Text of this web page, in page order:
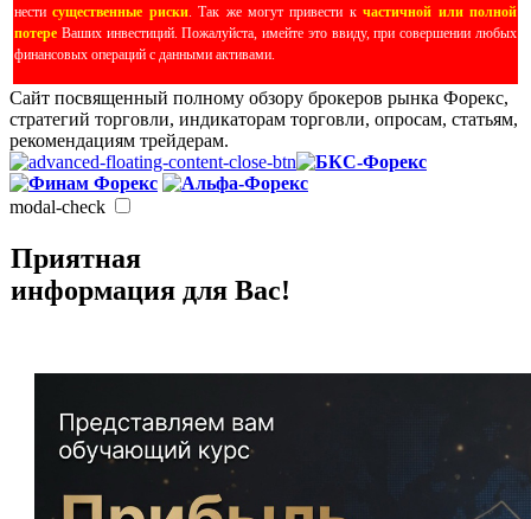
нестисущественные риски. Так же могут привести кчастичной или полной
потере Ваших инвестиций. Пожалуйста, имейте это ввиду, при совершении любых
финансовых операций с данными активами.
Сайт посвященный полному обзору брокеров рынка Форекс,
стратегий торговли, индикаторам торговли, опросам, статьям,
рекомендациям трейдерам.
modal-check
Приятная
информация для Вас!